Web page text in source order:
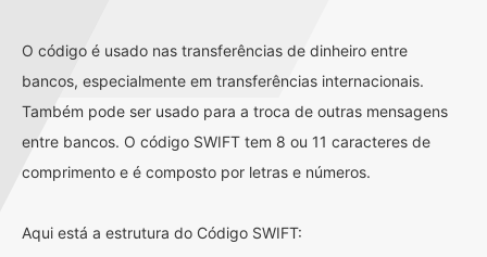
O código é usado nas transferências de dinheiro entre
bancos, especialmente em transferências internacionais.
Também pode ser usado para a troca de outras mensagens
entre bancos. O código SWIFT tem 8 ou 11 caracteres de
comprimento e é composto por letras e números.
Aqui está a estrutura do Código SWIFT: